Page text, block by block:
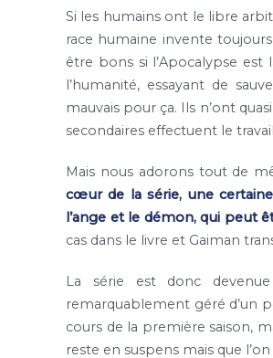
Si les humains ont le libre
race humaine invente
être bons si l’Apocalypse
l’humanité, essayant de
mauvais pour ça. Ils n’ont
secondaires effectuent le
Mais nous adorons tout de
cœur de la série, une
l’ange et le démon, qui peut
cas dans le livre et Gaiman
La série est donc
remarquablement géré d’un
cours de la première saison,
reste en suspens mais que